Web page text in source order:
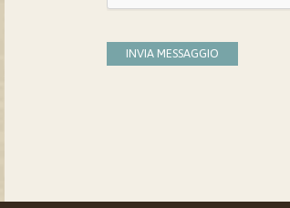
INVIA MESSAGGIO